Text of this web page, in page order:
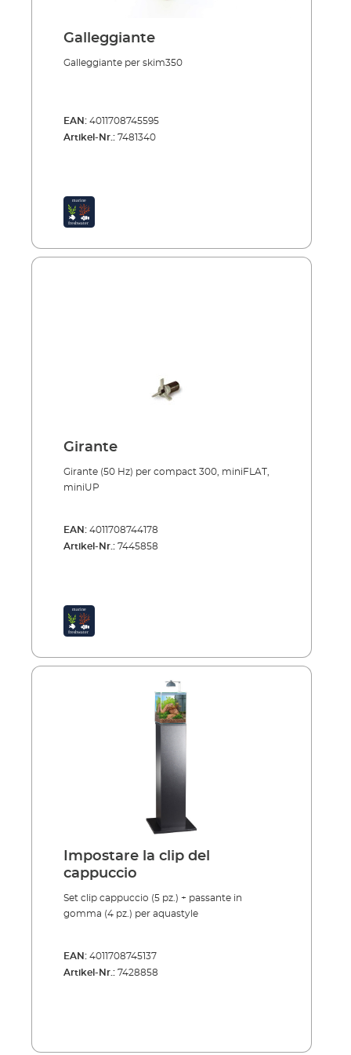
Galleggiante
Galleggiante per skim350
EAN: 4011708745595
Artikel-Nr.: 7481340
Girante
Girante (50 Hz) per compact 300, miniFLAT,
miniUP
EAN: 4011708744178
Artikel-Nr.: 7445858
Impostare la clip del
cappuccio
Set clip cappuccio (5 pz.) + passante in
gomma (4 pz.) per aquastyle
EAN: 4011708745137
Artikel-Nr.: 7428858